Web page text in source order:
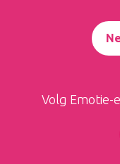
Volg Emotie-